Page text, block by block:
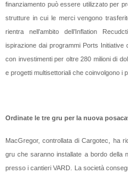
finanziamento può essere utilizzato per
strutture in cui le merci vengono
rientra nell’ambito dell’Inflation
ispirazione dai programmi Ports Initiative
con investimenti per oltre 280 milioni di
e progetti multisettoriali che coinvolgono i
Ordinate le tre gru per la nuova
MacGregor, controllata di Cargotec, ha
gru che saranno installate a bordo della
presso i cantieri VARD. La società